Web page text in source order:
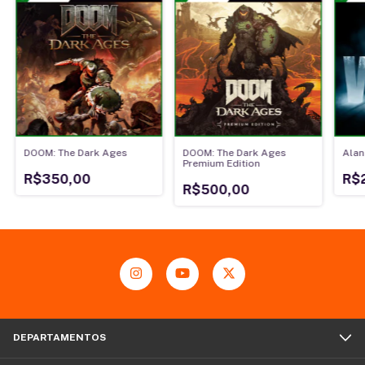
DOOM: The Dark Ages
R$350,00
DOOM: The Dark Ages
Premium Edition
R$500,00
DEPARTAMENTOS